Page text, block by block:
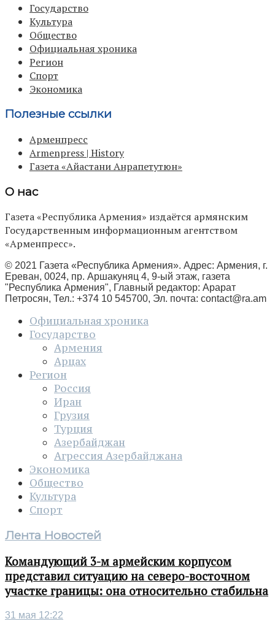
Государство
Культура
Общество
Официальная хроника
Регион
Спорт
Экономика
Полезные ссылки
Арменпресс
Armenpress | History
Газета «Айастани Анрапетутюн»
О нас
Газета «Республика Армения» издаётся армянским
Государственным информационным агентством
«Арменпресс».
© 2021 Газета «Республика Армения». Адрес: Армения, г.
Ереван, 0024, пр. Аршакуняц 4, 9-ый этаж, газета
"Республика Армения", Главный редактор: Арарат
Петросян, Тел.: +374 10 545700, Эл. почта: contact@ra.am
Официальная хроника
Государство
Армения
Арцах
Регион
Россия
Иран
Грузия
Турция
Азербайджан
Агрессия Азербайджана
Экономика
Общество
Культура
Спорт
Лента Новостей
Командующий 3-м армейским корпусом
представил ситуацию на северо-восточном
участке границы: она относительно стабильна
31 мая 12:22